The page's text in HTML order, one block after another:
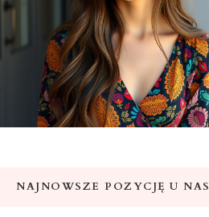
NAJNOWSZE POZYCJĘ U NAS